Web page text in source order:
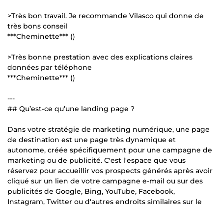
>Très bon travail. Je recommande Vilasco qui donne de
très bons conseil
***Cheminette*** ()
>Très bonne prestation avec des explications claires
données par téléphone
***Cheminette*** ()
---
## Qu’est-ce qu’une landing page ?
Dans votre stratégie de marketing numérique, une page
de destination est une page très dynamique et
autonome, créée spécifiquement pour une campagne de
marketing ou de publicité. C'est l'espace que vous
réservez pour accueillir vos prospects générés après avoir
cliqué sur un lien de votre campagne e-mail ou sur des
publicités de Google, Bing, YouTube, Facebook,
Instagram, Twitter ou d'autres endroits similaires sur le